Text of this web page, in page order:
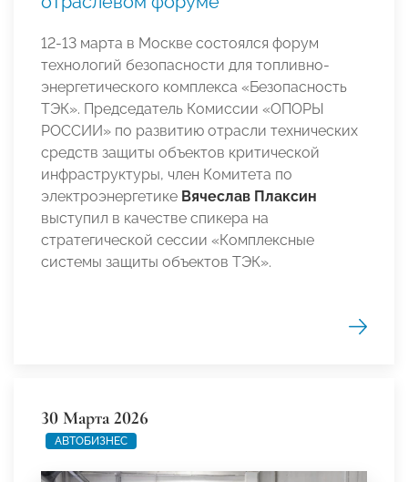
12-13 марта в Москве состоялся форум
технологий безопасности для топливно-
энергетического комплекса «Безопасность
ТЭК». Председатель Комиссии «ОПОРЫ
РОССИИ» по развитию отрасли технических
средств защиты объектов критической
инфраструктуры, член Комитета по
электроэнергетике Вячеслав Плаксин
выступил в качестве спикера на
стратегической сессии «Комплексные
системы защиты объектов ТЭК».
30 Марта 2026
АВТОБИЗНЕС